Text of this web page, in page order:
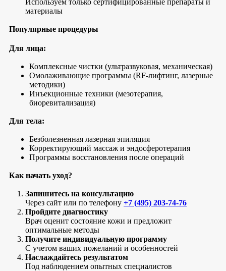
Используем только сертифицированные препараты и
материалы
Популярные процедуры
Для лица:
Комплексные чистки (ультразвуковая, механическая)
Омолаживающие программы (RF-лифтинг, лазерные
методики)
Инъекционные техники (мезотерапия,
биоревитализация)
Для тела:
Безболезненная лазерная эпиляция
Корректирующий массаж и эндосферотерапия
Программы восстановления после операций
Как начать уход?
Запишитесь на консультацию
Через сайт или по телефону +7 (495) 203-74-76
Пройдите диагностику
Врач оценит состояние кожи и предложит
оптимальные методы
Получите индивидуальную программу
С учетом ваших пожеланий и особенностей
Наслаждайтесь результатом
Под наблюдением опытных специалистов